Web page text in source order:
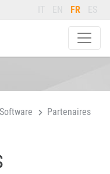
IT EN FR ES
Software Partenaires